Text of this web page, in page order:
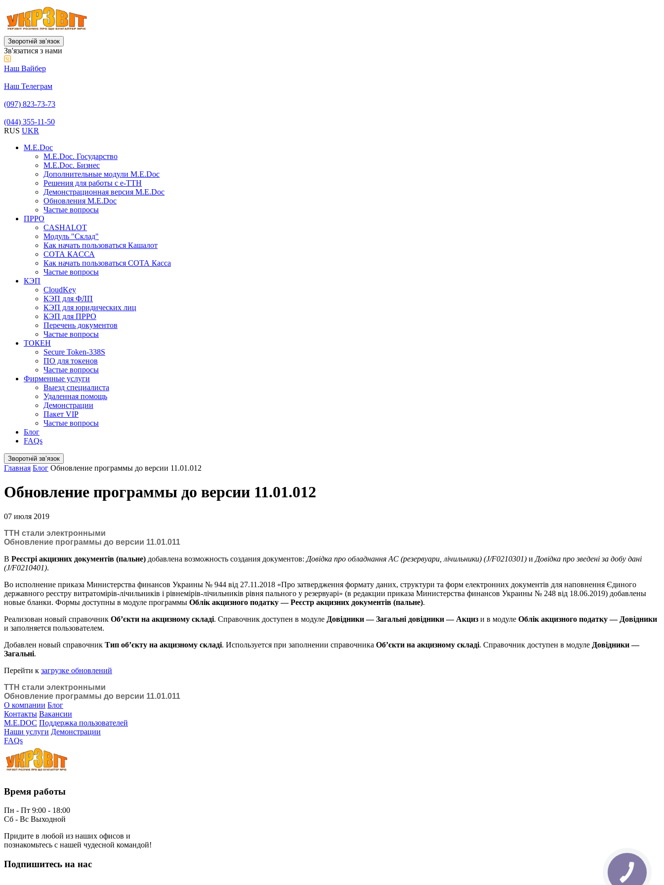
Зворотній звʼязок
Зв'язатися з нами
Наш Вайбер
Наш Телеграм
(097) 823-73-73
(044) 355-11-50
RUS UKR
M.E.Doc
M.E.Doc. Государство
M.E.Doc. Бизнес
Дополнительные модули M.E.Doc
Решения для работы с е-ТТН
Демонстрационная версия M.E.Doc
Обновления M.E.Doc
Частые вопросы
ПРРО
CASHALOT
Модуль "Склад"
Как начать пользоваться Кашалот
СОТА КАCСА
Как начать пользоваться СОТА Касса
Частые вопросы
КЭП
CloudKey
КЭП для ФЛП
КЭП для юридических лиц
КЭП для ПРРО
Перечень документов
Частые вопросы
ТОКЕН
Secure Token-338S
ПО для токенов
Частые вопросы
Фирменные услуги
Выезд специалиста
Удаленная помощь
Демонстрации
Пакет VIP
Частые вопросы
Блог
FAQs
Зворотній звʼязок
Главная Блог Обновление программы до версии 11.01.012
Обновление программы до версии 11.01.012
07 июля 2019
ТТН стали электронными
Обновление программы до версии 11.01.011
В Реєстрі акцизних документів (пальне) добавлена возможность создания документов: Довідка про обладнання АС (резервуари, лічильники) (J/F0210301) и Довідка про зведені за добу дані
(J/F0210401).
Во исполнение приказа Министерства финансов Украины № 944 від 27.11.2018 «Про затвердження формату даних, структури та форм електронних документів для наповнення Єдиного
державного реєстру витратомірів-лічильників і рівнемірів-лічильників рівня пального у резервуарі» (в редакции приказа Министерства финансов Украины № 248 від 18.06.2019) добавлены
новые бланки. Формы доступны в модуле программы Облік акцизного податку — Реєстр акцизних документів (пальне).
Реализован новый справочник Об’єкти на акцизному складі. Справочник доступен в модуле Довідники — Загальні довідники — Акциз и в модуле Облік акцизного податку — Довідники
и заполняется пользователем.
Добавлен новый справочник Тип об’єкту на акцизному складі. Используется при заполнении справочника Об’єкти на акцизному складі. Справочник доступен в модуле Довідники —
Загальні.
Перейти к загрузке обновлений
ТТН стали электронными
Обновление программы до версии 11.01.011
О компании Блог
Контакты Вакансии
M.E.DOC Поддержка пользователей
Наши услуги Демонстрации
FAQs
Время работы
Пн - Пт 9:00 - 18:00
Сб - Вс Выходной
Придите в любой из наших офисов и
познакомьтесь с нашей чудесной командой!
Подпишитесь на нас